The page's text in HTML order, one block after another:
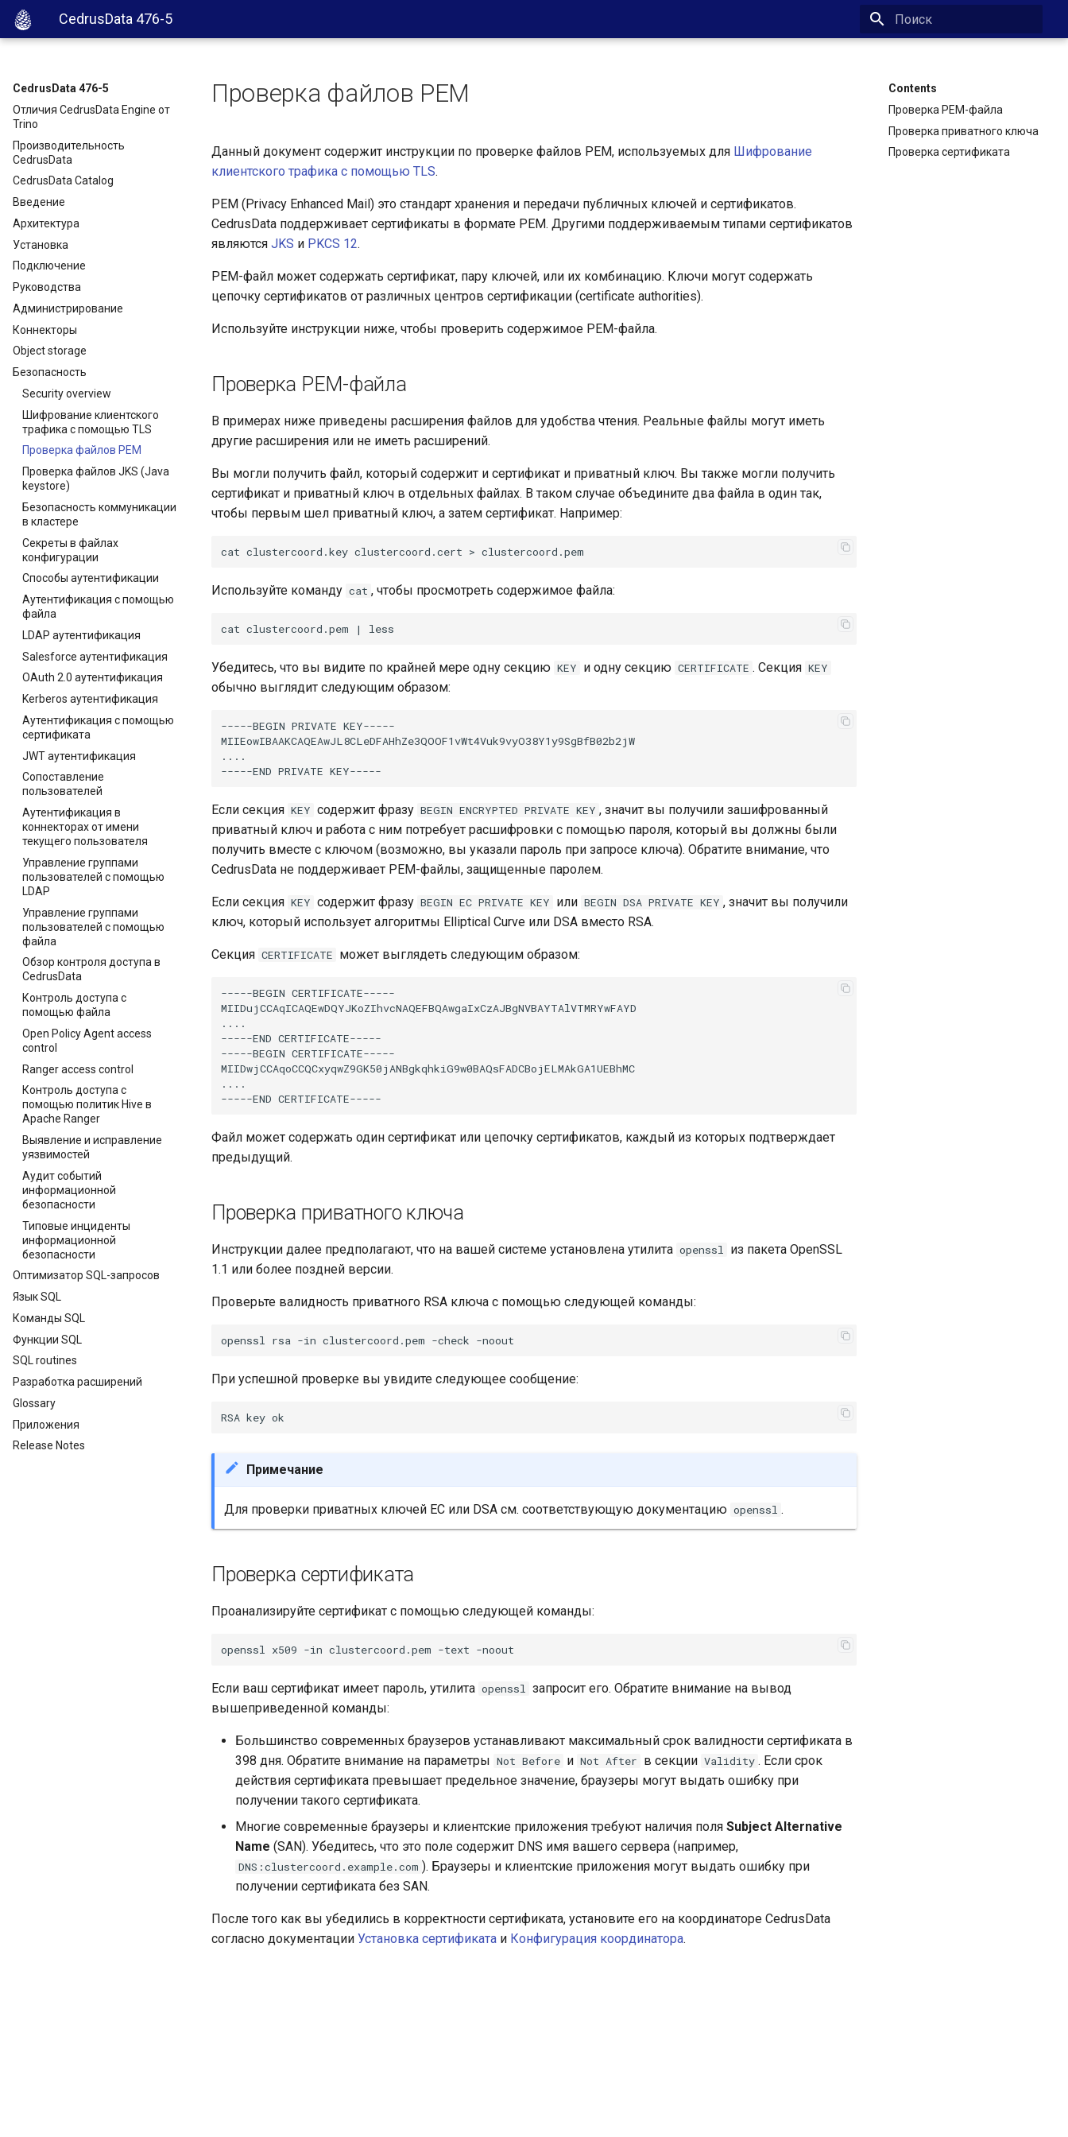
CedrusData 476-5
CedrusData 476-5
Отличия CedrusData Engine от
Trino
Производительность
CedrusData
CedrusData Catalog
Введение
Архитектура
Установка
Подключение
Руководства
Администрирование
Коннекторы
Object storage
Безопасность
Security overview
Шифрование клиентского
трафика с помощью TLS
Проверка файлов PEM
Проверка файлов JKS (Java
keystore)
Безопасность коммуникации
в кластере
Секреты в файлах
конфигурации
Способы аутентификации
Аутентификация с помощью
файла
LDAP аутентификация
Salesforce аутентификация
OAuth 2.0 аутентификация
Kerberos аутентификация
Аутентификация с помощью
сертификата
JWT аутентификация
Сопоставление
пользователей
Аутентификация в
коннекторах от имени
текущего пользователя
Управление группами
пользователей с помощью
LDAP
Управление группами
пользователей с помощью
файла
Обзор контроля доступа в
CedrusData
Контроль доступа с
помощью файла
Open Policy Agent access
control
Ranger access control
Контроль доступа с
помощью политик Hive в
Apache Ranger
Выявление и исправление
уязвимостей
Аудит событий
информационной
безопасности
Типовые инциденты
информационной
безопасности
Оптимизатор SQL-запросов
Язык SQL
Команды SQL
Функции SQL
SQL routines
Разработка расширений
Glossary
Приложения
Release Notes
Contents
Проверка PEM-файла
Проверка приватного ключа
Проверка сертификата
Проверка файлов PEM
Данный документ содержит инструкции по проверке файлов PEM, используемых для Шифрование
клиентского трафика с помощью TLS.
PEM (Privacy Enhanced Mail) это стандарт хранения и передачи публичных ключей и сертификатов.
CedrusData поддерживает сертификаты в формате PEM. Другими поддерживаемым типами сертификатов
являются JKS и PKCS 12.
PEM-файл может содержать сертификат, пару ключей, или их комбинацию. Ключи могут содержать
цепочку сертификатов от различных центров сертификации (certificate authorities).
Используйте инструкции ниже, чтобы проверить содержимое PEM-файла.
Проверка PEM-файла
В примерах ниже приведены расширения файлов для удобства чтения. Реальные файлы могут иметь
другие расширения или не иметь расширений.
Вы могли получить файл, который содержит и сертификат и приватный ключ. Вы также могли получить
сертификат и приватный ключ в отдельных файлах. В таком случае объедините два файла в один так,
чтобы первым шел приватный ключ, а затем сертификат. Например:
cat clustercoord.key clustercoord.cert >
Используйте команду cat , чтобы просмотреть содержимое файла:
cat clustercoord.pem |
Убедитесь, что вы видите по крайней мере одну секцию KEY и одну секцию CERTIFICATE . Секция KEY
обычно выглядит следующим образом:
-----BEGIN PRIVATE KEY-----
MIIEowIBAAKCAQEAwJL8CLeDFAHhZe3QOOF1vWt4Vuk9vyO38Y1y9SgBfB02b2jW
....
Если секция KEY содержит фразу BEGIN ENCRYPTED PRIVATE KEY , значит вы получили зашифрованный
приватный ключ и работа с ним потребует расшифровки с помощью пароля, который вы должны были
получить вместе с ключом (возможно, вы указали пароль при запросе ключа). Обратите внимание, что
CedrusData не поддерживает PEM-файлы, защищенные паролем.
Если секция KEY содержит фразу BEGIN EC PRIVATE KEY или BEGIN DSA PRIVATE KEY , значит вы получили
ключ, который использует алгоритмы Elliptical Curve или DSA вместо RSA.
Секция CERTIFICATE может выглядеть следующим образом:
-----BEGIN CERTIFICATE-----
MIIDujCCAqICAQEwDQYJKoZIhvcNAQEFBQAwgaIxCzAJBgNVBAYTAlVTMRYwFAYD
....
-----END CERTIFICATE-----
-----BEGIN CERTIFICATE-----
MIIDwjCCAqoCCQCxyqwZ9GK50jANBgkqhkiG9w0BAQsFADCBojELMAkGA1UEBhMC
....
Файл может содержать один сертификат или цепочку сертификатов, каждый из которых подтверждает
предыдущий.
Проверка приватного ключа
Инструкции далее предполагают, что на вашей системе установлена утилита openssl из пакета OpenSSL
1.1 или более поздней версии.
Проверьте валидность приватного RSA ключа с помощью следующей команды:
openssl rsa -in clustercoord.pem -check
При успешной проверке вы увидите следующее сообщение:
Примечание
Для проверки приватных ключей EC или DSA см. соответствующую документацию openssl .
Проверка сертификата
Проанализируйте сертификат с помощью следующей команды:
openssl x509 -in clustercoord.pem -text
Если ваш сертификат имеет пароль, утилита openssl запросит его. Обратите внимание на вывод
вышеприведенной команды:
Большинство современных браузеров устанавливают максимальный срок валидности сертификата в
398 дня. Обратите внимание на параметры Not Before и Not After в секции Validity . Если срок
действия сертификата превышает предельное значение, браузеры могут выдать ошибку при
получении такого сертификата.
Многие современные браузеры и клиентские приложения требуют наличия поля Subject Alternative
Name (SAN). Убедитесь, что это поле содержит DNS имя вашего сервера (например,
DNS:clustercoord.example.com ). Браузеры и клиентские приложения могут выдать ошибку при
получении сертификата без SAN.
После того как вы убедились в корректности сертификата, установите его на координаторе CedrusData
согласно документации Установка сертификата и Конфигурация координатора.